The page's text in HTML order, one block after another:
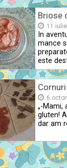
Briose
11
In
mance
este
6
„-Mami,
gluten!
dar am